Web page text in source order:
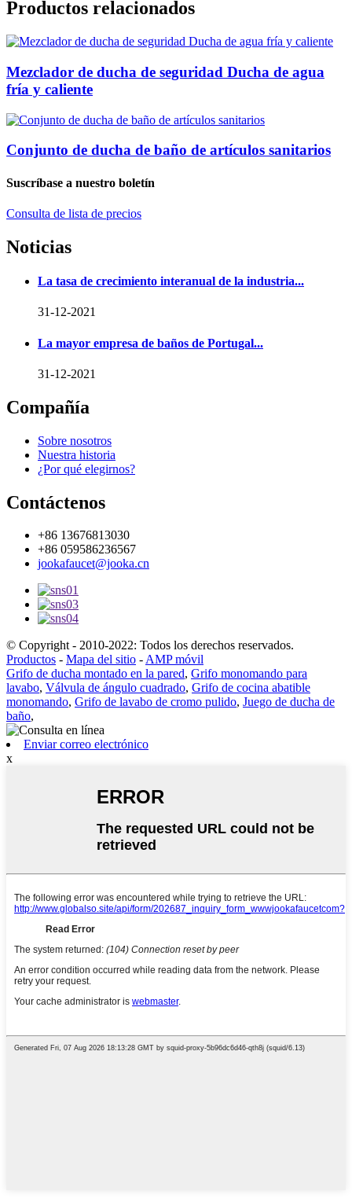
Productos relacionados
Mezclador de ducha de seguridad Ducha de agua
fría y caliente
Conjunto de ducha de baño de artículos sanitarios
Suscríbase a nuestro boletín
Consulta de lista de precios
Noticias
La tasa de crecimiento interanual de la industria...
31-12-2021
La mayor empresa de baños de Portugal...
31-12-2021
Compañía
Sobre nosotros
Nuestra historia
¿Por qué elegirnos?
Contáctenos
+86 13676813030
+86 059586236567
jookafaucet@jooka.cn
© Copyright - 2010-2022: Todos los derechos reservados.
Productos - Mapa del sitio -AMP móvil
Grifo de ducha montado en la pared, Grifo monomando para
lavabo, Válvula de ángulo cuadrado, Grifo de cocina abatible
monomando, Grifo de lavabo de cromo pulido, Juego de ducha de
baño,
Enviar correo electrónico
x